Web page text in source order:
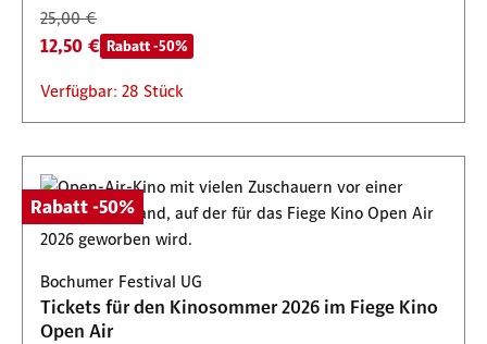
25,00 €
12,50 € Rabatt -50%
Verfügbar: 28 Stück
Rabatt -50%
Bochumer Festival UG
Tickets für den Kinosommer 2026 im Fiege Kino
Open Air